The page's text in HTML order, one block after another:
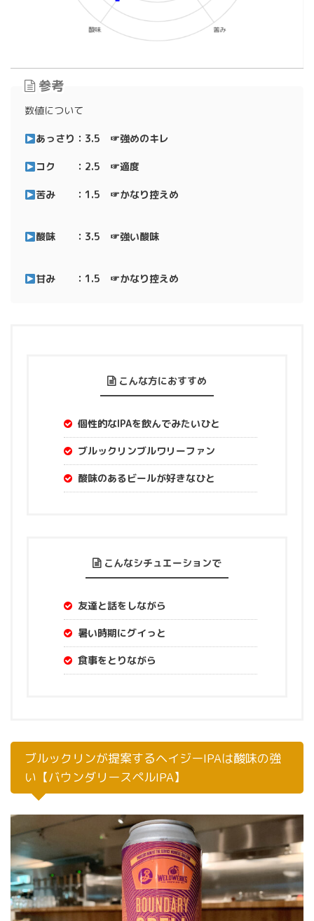
参考
数値について
あっさり：3.5 ☞強めのキレ
コク ：2.5 ☞適度
苦み ：1.5 ☞かなり控えめ
酸味 ：3.5 ☞強い酸味
甘み ：1.5 ☞かなり控えめ
こんな方におすすめ
個性的なIPAを飲んでみたいひと
ブルックリンブルワリーファン
酸味のあるビールが好きなひと
こんなシチュエーションで
友達と話をしながら
暑い時期にグイっと
食事をとりながら
ブルックリンが提案するヘイジーIPAは酸味の強
い【バウンダリースペルIPA】